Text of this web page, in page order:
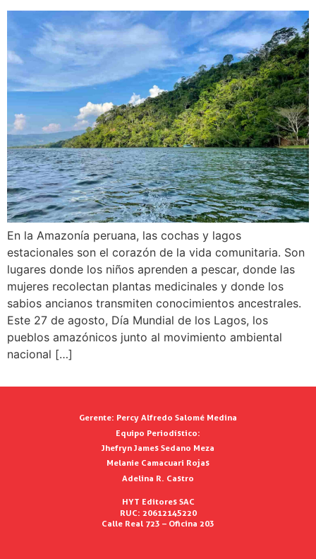
En la Amazonía peruana, las cochas y lagos
estacionales son el corazón de la vida comunitaria. Son
lugares donde los niños aprenden a pescar, donde las
mujeres recolectan plantas medicinales y donde los
sabios ancianos transmiten conocimientos ancestrales.
Este 27 de agosto, Día Mundial de los Lagos, los
pueblos amazónicos junto al movimiento ambiental
nacional […]
Gerente: Percy Alfredo Salomé Medina
Equipo Periodístico:
Jhefryn James Sedano Meza
Melanie Camacuari Rojas
Adelina R. Castro
HYT Editores SAC
RUC: 20612145220
Calle Real 723 – Oficina 203